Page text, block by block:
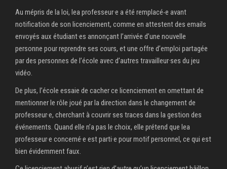
Au mépris de la loi, lea professeur·e a été remplacé‧e avant
notification de son licenciement, comme en attestent des emails
envoyés aux étudiant·es annonçant l’arrivée d’une nouvelle
personne pour reprendre ses cours, et une offre d’emploi partagée
par des personnes de l’école avec d’autres travailleur·ses du jeu
vidéo.
De plus, l’école essaie de cacher ce licenciement en omettant de
mentionner le rôle joué par la direction dans le changement de
professeur·e, cherchant à couvrir ses traces dans la gestion des
événements. Quand elle n’a pas le choix, elle prétend que lea
professeur·e concerné·e est parti·e pour motif personnel, ce qui est
bien évidemment faux.